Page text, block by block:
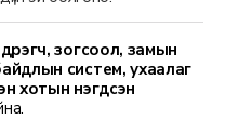
зогсоол, замын
систем, ухаалаг
хотын нэгдсэн